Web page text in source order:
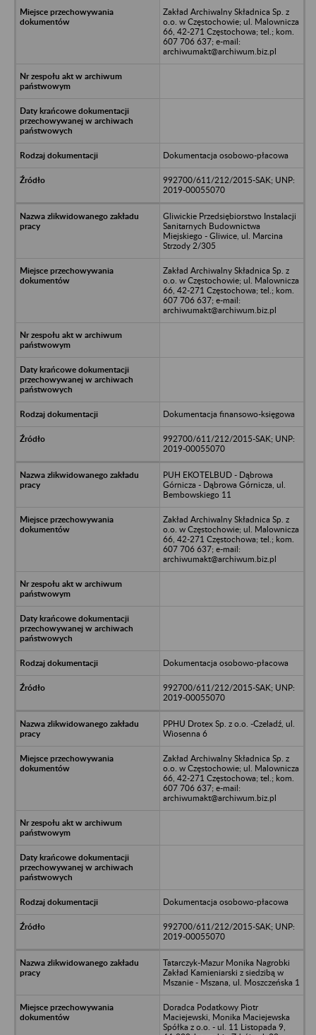
Zakład Archiwalny Składnica Sp. z
o.o. w Częstochowie; ul. Malownicza
66, 42-271 Częstochowa; tel.; kom.
607 706 637; e-mail:
archiwumakt@archiwum.biz.pl
Dokumentacja osobowo-płacowa
992700/611/212/2015-SAK; UNP:
2019-00055070
Gliwickie Przedsiębiorstwo Instalacji
Sanitarnych Budownictwa
Miejskiego - Gliwice, ul. Marcina
Strzody 2/305
Zakład Archiwalny Składnica Sp. z
o.o. w Częstochowie; ul. Malownicza
66, 42-271 Częstochowa; tel.; kom.
607 706 637; e-mail:
archiwumakt@archiwum.biz.pl
Dokumentacja finansowo-księgowa
992700/611/212/2015-SAK; UNP:
2019-00055070
PUH EKOTELBUD - Dąbrowa
Górnicza - Dąbrowa Górnicza, ul.
Bembowskiego 11
Zakład Archiwalny Składnica Sp. z
o.o. w Częstochowie; ul. Malownicza
66, 42-271 Częstochowa; tel.; kom.
607 706 637; e-mail:
archiwumakt@archiwum.biz.pl
Dokumentacja osobowo-płacowa
992700/611/212/2015-SAK; UNP:
2019-00055070
PPHU Drotex Sp. z o.o. -Czeladź, ul.
Wiosenna 6
Zakład Archiwalny Składnica Sp. z
o.o. w Częstochowie; ul. Malownicza
66, 42-271 Częstochowa; tel.; kom.
607 706 637; e-mail:
archiwumakt@archiwum.biz.pl
Dokumentacja osobowo-płacowa
992700/611/212/2015-SAK; UNP:
2019-00055070
Tatarczyk-Mazur Monika Nagrobki
Zakład Kamieniarski z siedzibą w
Mszanie - Mszana, ul. Moszczeńska 1
Doradca Podatkowy Piotr
Maciejewski, Monika Maciejewska
Spółka z o.o. - ul. 11 Listopada 9,